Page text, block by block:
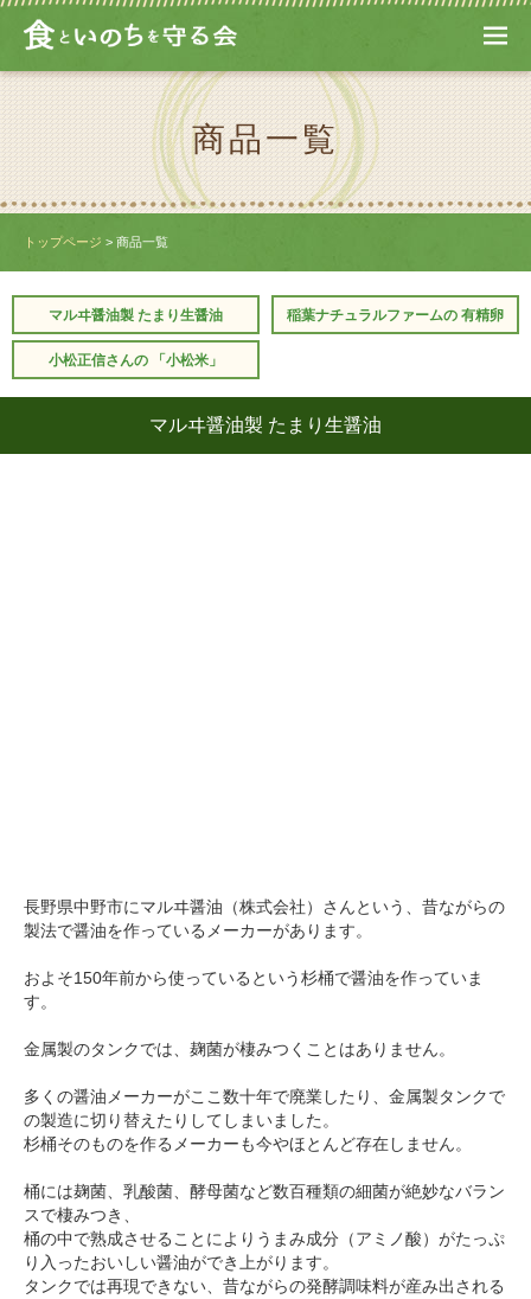
EN
商品一覧
トップページ > 商品一覧
マルヰ醤油製 たまり生醤油 稲葉ナチュラルファームの 有精卵
小松正信さんの 「小松米」
マルヰ醤油製 たまり生醤油
長野県中野市にマルヰ醤油（株式会社）さんという、昔ながらの
製法で醤油を作っているメーカーがあります。
およそ150年前から使っているという杉桶で醤油を作っていま
す。
金属製のタンクでは、麹菌が棲みつくことはありません。
多くの醤油メーカーがここ数十年で廃業したり、金属製タンクで
の製造に切り替えたりしてしまいました。
杉桶そのものを作るメーカーも今やほとんど存在しません。
桶には麹菌、乳酸菌、酵母菌など数百種類の細菌が絶妙なバラン
スで棲みつき、
桶の中で熟成させることによりうまみ成分（アミノ酸）がたっぷ
り入ったおいしい醤油ができ上がります。
タンクでは再現できない、昔ながらの発酵調味料が産み出される